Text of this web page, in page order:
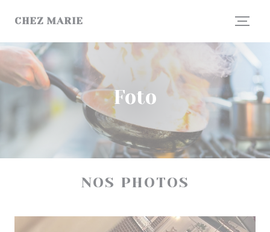
CHEZ MARIE
Foto
NOS PHOTOS